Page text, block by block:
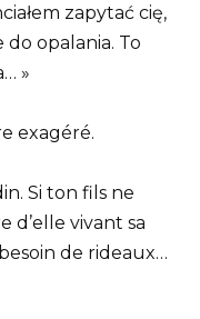
zapytać cię,
do opalania. To
»
exagéré.
Si ton fils ne
d’elle vivant sa
de rideaux…